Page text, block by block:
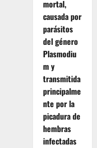
mortal,
causada por
parásitos
del género
Plasmodiu
m y
transmitida
principalme
nte por la
picadura de
hembras
infectadas